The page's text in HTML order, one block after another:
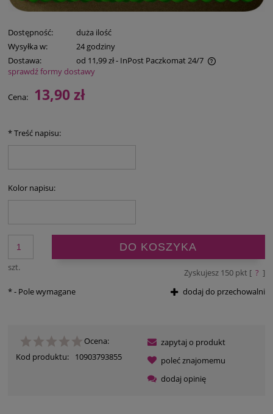
Dostępność:
duża ilość
Wysyłka w:
24 godziny
Dostawa:
od 11,99 zł- InPost Paczkomat 24/7
Cena nie zawiera ewentualnych kosztów płatności
sprawdź formy dostawy
Cena: 13,90 zł
*Treść napisu:
Kolor napisu:
szt.
DO KOSZYKA
Zyskujesz 150pkt [ ? ]
dodaj do przechowalni
*- Pole wymagane
Ocena:
Kod produktu:
10903793855
zapytaj o produkt
poleć znajomemu
dodaj opinię